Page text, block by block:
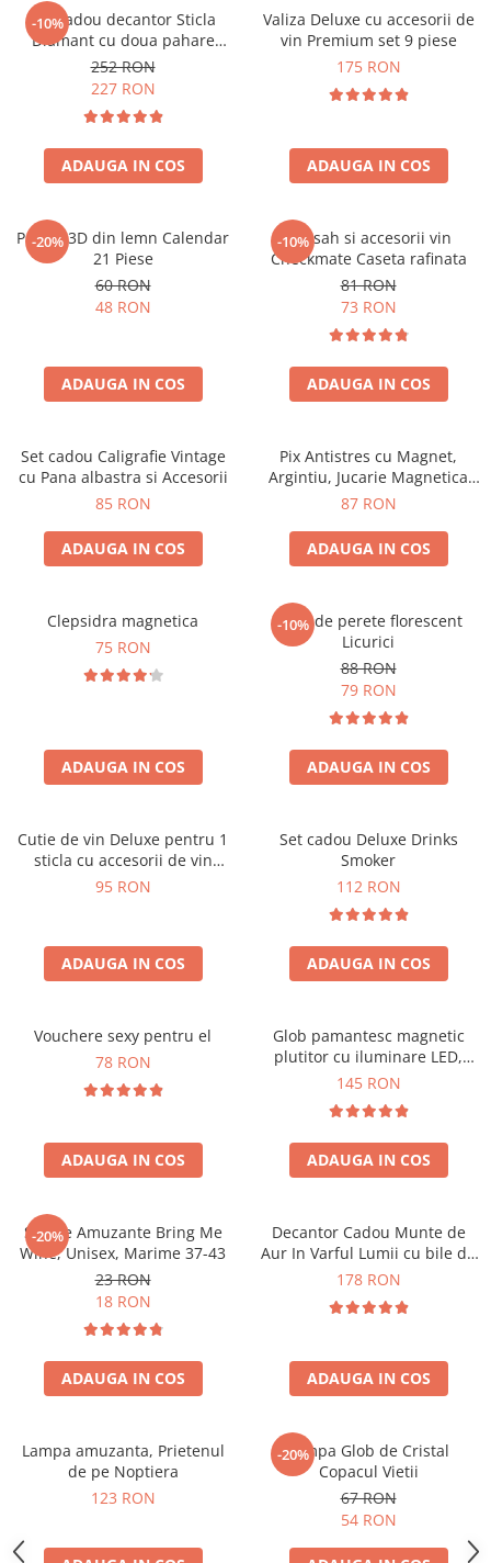
-10%
Set cadou decantor Sticla
Diamant cu doua pahare
Deluxe
252 RON
227 RON
ADAUGA IN COS
Valiza Deluxe cu accesorii de
vin Premium set 9 piese
175 RON
ADAUGA IN COS
-20%
Puzzle 3D din lemn Calendar
21 Piese
60 RON
48 RON
ADAUGA IN COS
-10%
Set sah si accesorii vin
Checkmate Caseta rafinata
81 RON
73 RON
ADAUGA IN COS
Set cadou Caligrafie Vintage
cu Pana albastra si Accesorii
85 RON
ADAUGA IN COS
Pix Antistres cu Magnet,
Argintiu, Jucarie Magnetica
pentru Birou
87 RON
ADAUGA IN COS
Clepsidra magnetica
75 RON
ADAUGA IN COS
-10%
Ceas de perete florescent
Licurici
88 RON
79 RON
ADAUGA IN COS
Cutie de vin Deluxe pentru 1
sticla cu accesorii de vin
incluse interior oranj
95 RON
ADAUGA IN COS
Set cadou Deluxe Drinks
Smoker
112 RON
ADAUGA IN COS
Vouchere sexy pentru el
78 RON
ADAUGA IN COS
Glob pamantesc magnetic
plutitor cu iluminare LED,
Forma C
145 RON
ADAUGA IN COS
-20%
Sosete Amuzante Bring Me
Wine, Unisex, Marime 37-43
23 RON
18 RON
ADAUGA IN COS
Decantor Cadou Munte de
Aur In Varful Lumii cu bile de
curatare
178 RON
ADAUGA IN COS
Lampa amuzanta, Prietenul
de pe Noptiera
123 RON
-20%
Lampa Glob de Cristal
Copacul Vietii
67 RON
54 RON